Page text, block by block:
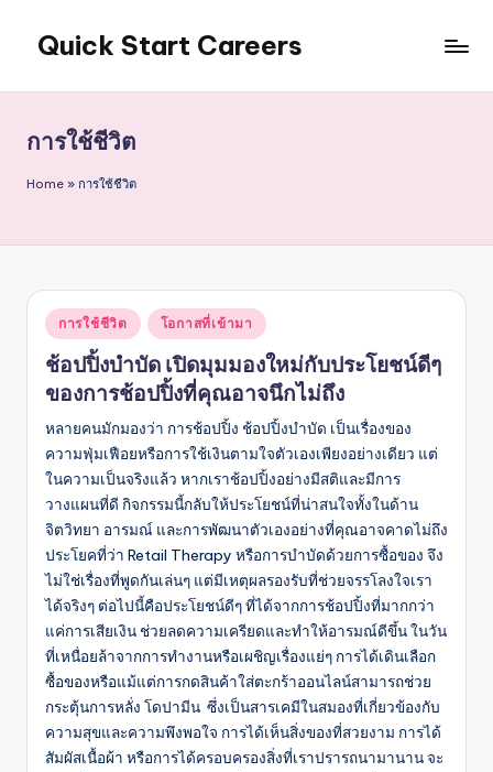
content
Quick Start Careers
การใช้ชีวิต
Home » การใช้ชีวิต
Posted
in
การใช้ชีวิต โอกาสที่เข้ามา
ช้อปปิ้งบำบัด เปิดมุมมองใหม่กับประโยชน์ดีๆ
ของการช้อปปิ้งที่คุณอาจนึกไม่ถึง
หลายคนมักมองว่า การช้อปปิ้ง ช้อปปิ้งบำบัด เป็นเรื่องของ
ความฟุ่มเฟือยหรือการใช้เงินตามใจตัวเองเพียงอย่างเดียว แต่
ในความเป็นจริงแล้ว หากเราช้อปปิ้งอย่างมีสติและมีการ
วางแผนที่ดี กิจกรรมนี้กลับให้ประโยชน์ที่น่าสนใจทั้งในด้าน
จิตวิทยา อารมณ์ และการพัฒนาตัวเองอย่างที่คุณอาจคาดไม่ถึง
ประโยคที่ว่า Retail Therapy หรือการบำบัดด้วยการซื้อของ จึง
ไม่ใช่เรื่องที่พูดกันเล่นๆ แต่มีเหตุผลรองรับที่ช่วยจรรโลงใจเรา
ได้จริงๆ ต่อไปนี้คือประโยชน์ดีๆ ที่ได้จากการช้อปปิ้งที่มากกว่า
แค่การเสียเงิน ช่วยลดความเครียดและทำให้อารมณ์ดีขึ้น ในวัน
ที่เหนื่อยล้าจากการทำงานหรือเผชิญเรื่องแย่ๆ การได้เดินเลือก
ซื้อของหรือแม้แต่การกดสินค้าใส่ตะกร้าออนไลน์สามารถช่วย
กระตุ้นการหลั่ง โดปามีน ซึ่งเป็นสารเคมีในสมองที่เกี่ยวข้องกับ
ความสุขและความพึงพอใจ การได้เห็นสิ่งของที่สวยงาม การได้
สัมผัสเนื้อผ้า หรือการได้ครอบครองสิ่งที่เราปรารถนามานาน จะ